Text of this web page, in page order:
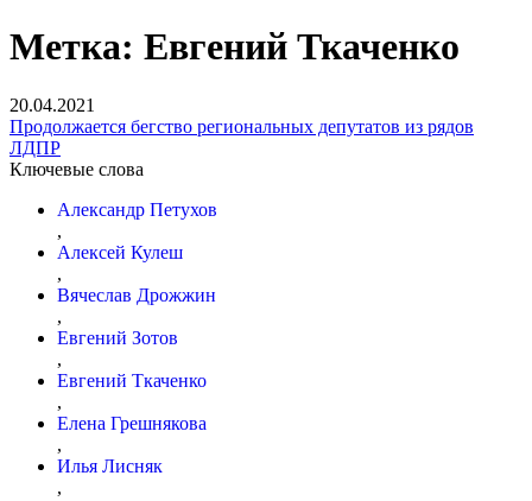
Метка: Евгений Ткаченко
20.04.2021
Продолжается бегство региональных депутатов из рядов
ЛДПР
Ключевые слова
Александр Петухов
,
Алексей Кулеш
,
Вячеслав Дрожжин
,
Евгений Зотов
,
Евгений Ткаченко
,
Елена Грешнякова
,
Илья Лисняк
,